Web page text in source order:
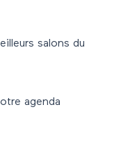
salons du
agenda